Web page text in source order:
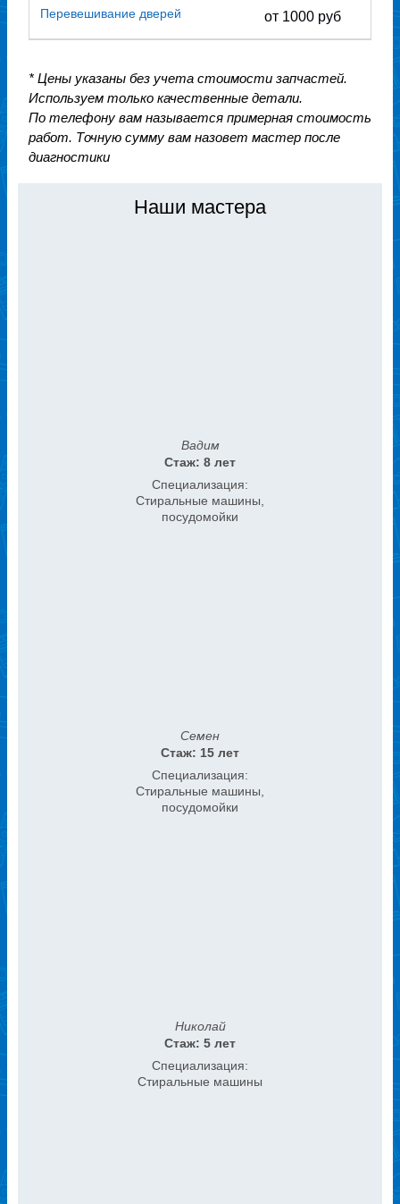
Перевешивание дверей от 1000 руб
* Цены указаны без учета стоимости запчастей.
Используем только качественные детали.
По телефону вам называется примерная стоимость
работ. Точную сумму вам назовет мастер после
диагностики
Наши мастера
Вадим
Стаж: 8 лет
Специализация:
Стиральные машины,
посудомойки
Семен
Стаж: 15 лет
Специализация:
Стиральные машины,
посудомойки
Николай
Стаж: 5 лет
Специализация:
Стиральные машины